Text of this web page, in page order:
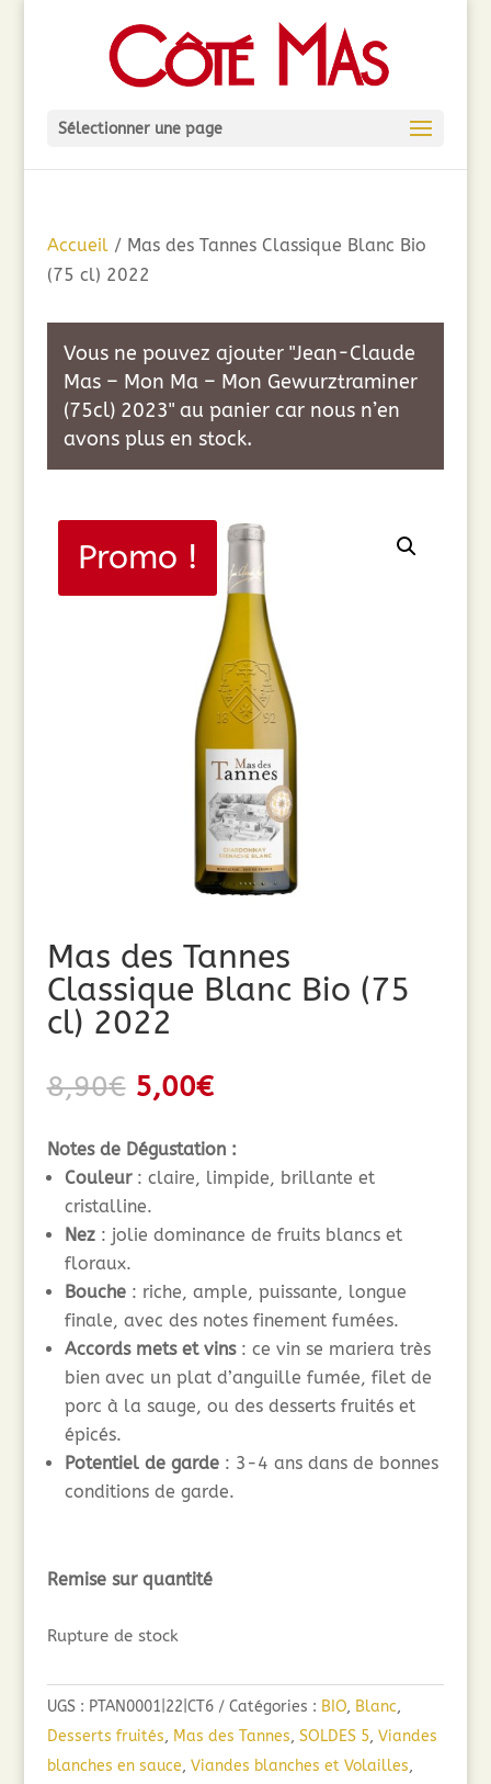
Sélectionner une page
Accueil/ Mas des Tannes Classique Blanc Bio
(75 cl) 2022
Vous ne pouvez ajouter "Jean-Claude
Mas – Mon Ma – Mon Gewurztraminer
(75cl) 2023" au panier car nous n’en
avons plus en stock.
Promo !
Mas des Tannes
Classique Blanc Bio (75
cl) 2022
8,90€ Le
initial
était :
8,90€.
5,00€Le
actuel
est :
Notes de Dégustation :
Couleur: claire, limpide, brillante et
cristalline.
Nez: jolie dominance de fruits blancs et
floraux.
Bouche: riche, ample, puissante, longue
finale, avec des notes finement fumées.
Accords mets et vins: ce vin se mariera très
bien avec un plat d’anguille fumée, filet de
porc à la sauge, ou des desserts fruités et
épicés.
Potentiel de garde: 3-4 ans dans de bonnes
conditions de garde.
Remise sur quantité
Rupture de stock
UGS : PTAN0001|22|CT6 Catégories : BIO, Blanc,
Desserts fruités, Mas des Tannes, SOLDES 5, Viandes
blanches en sauce, Viandes blanches et Volailles,